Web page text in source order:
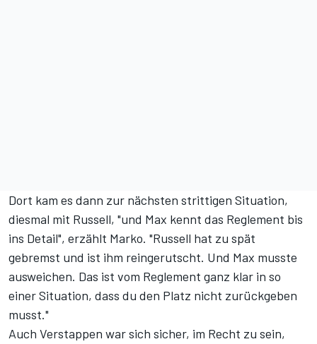
Dort kam es dann zur nächsten strittigen Situation,
diesmal mit Russell, "und Max kennt das Reglement bis
ins Detail", erzählt Marko. "Russell hat zu spät
gebremst und ist ihm reingerutscht. Und Max musste
ausweichen. Das ist vom Reglement ganz klar in so
einer Situation, dass du den Platz nicht zurückgeben
musst."
Auch Verstappen war sich sicher, im Recht zu sein,